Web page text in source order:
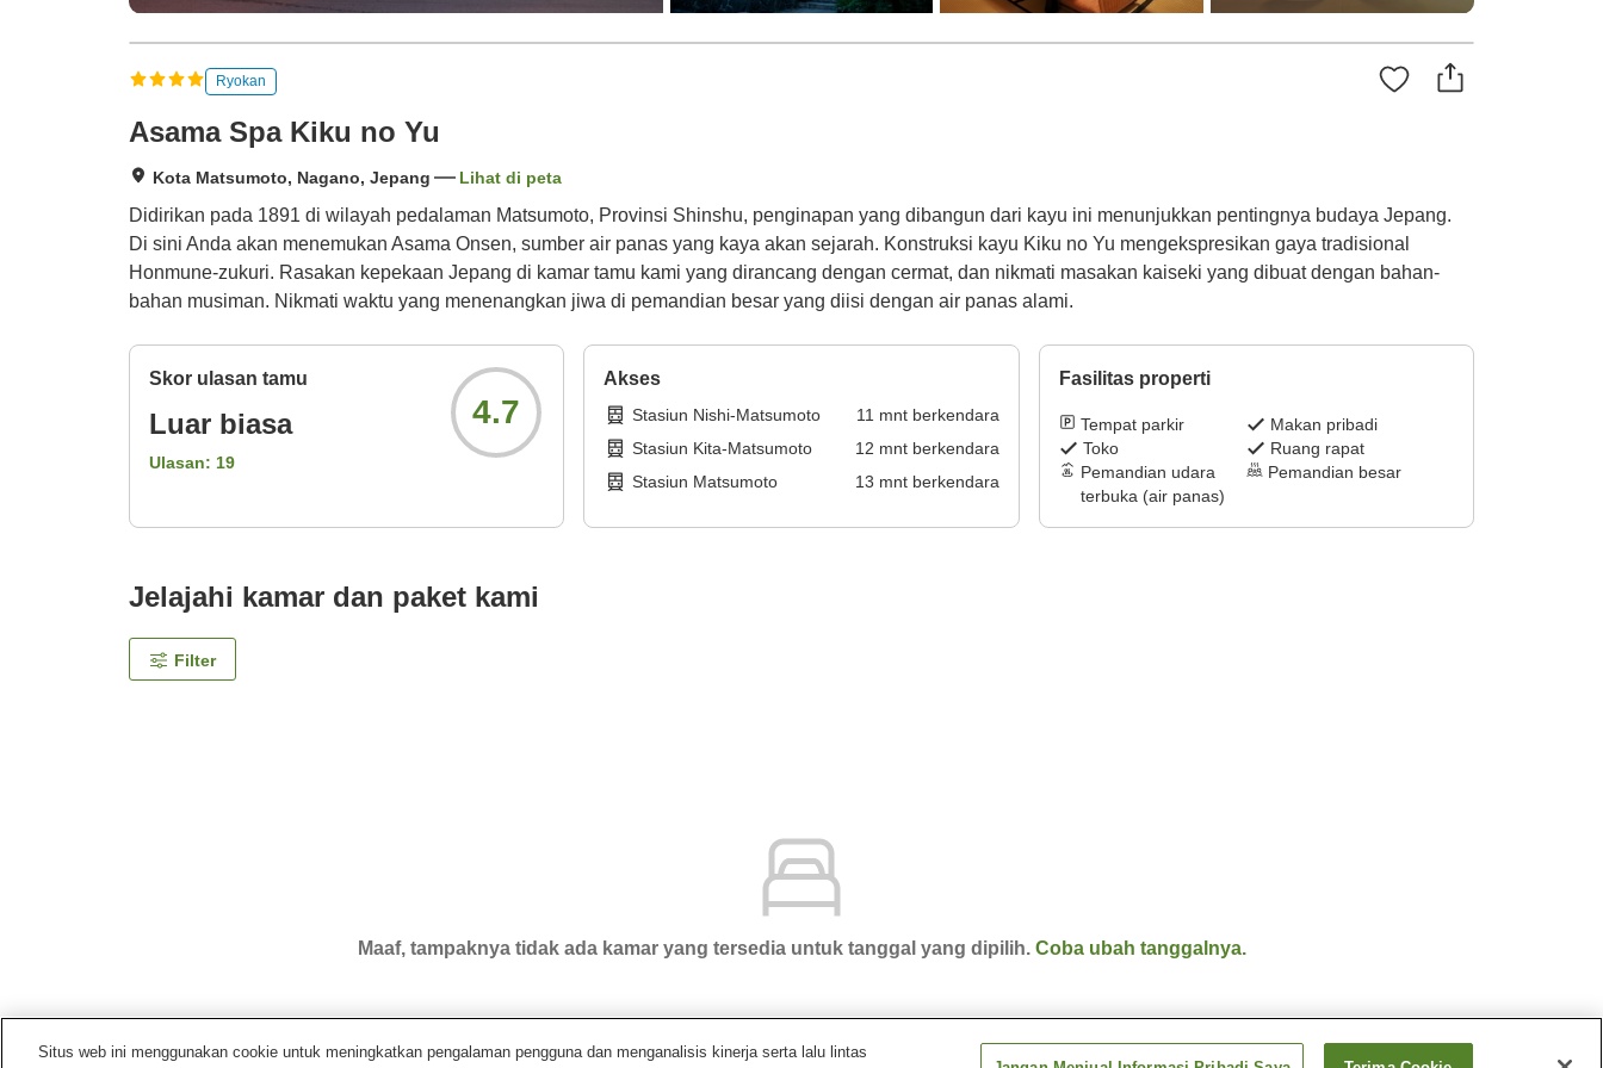
Ryokan
Asama Spa Kiku no Yu
Kota Matsumoto, Nagano, Jepang Lihat di peta
Didirikan pada 1891 di wilayah pedalaman Matsumoto, Provinsi Shinshu, penginapan yang dibangun dari kayu ini menunjukkan pentingnya budaya Jepang.
Di sini Anda akan menemukan Asama Onsen, sumber air panas yang kaya akan sejarah. Konstruksi kayu Kiku no Yu mengekspresikan gaya tradisional
Honmune-zukuri. Rasakan kepekaan Jepang di kamar tamu kami yang dirancang dengan cermat, dan nikmati masakan kaiseki yang dibuat dengan bahan-
bahan musiman. Nikmati waktu yang menenangkan jiwa di pemandian besar yang diisi dengan air panas alami.
Skor ulasan tamu
Luar biasa
Ulasan: 19
4.7
Akses
Stasiun Nishi-Matsumoto 11 mnt berkendara
Stasiun Kita-Matsumoto
12 mnt berkendara
Stasiun Matsumoto
13 mnt berkendara
Fasilitas properti
Tempat parkir
Makan pribadi
Toko
Ruang rapat
Pemandian udara
terbuka (air panas)
Pemandian besar
Jelajahi kamar dan paket kami
Filter
Maaf, tampaknya tidak ada kamar yang tersedia untuk tanggal yang dipilih. Coba ubah tanggalnya.
Situs web ini menggunakan cookie untuk meningkatkan pengalaman pengguna dan menganalisis kinerja serta lalu lintas